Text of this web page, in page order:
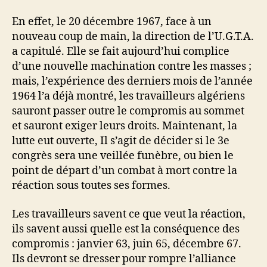
En effet, le 20 décembre 1967, face à un
nouveau coup de main, la direction de l’U.G.T.A.
a capitulé. Elle se fait aujourd’hui complice
d’une nouvelle machination contre les masses ;
mais, l’expérience des derniers mois de l’année
1964 l’a déjà montré, les travailleurs algériens
sauront passer outre le compromis au sommet
et sauront exiger leurs droits. Maintenant, la
lutte eut ouverte, Il s’agit de décider si le 3e
congrès sera une veillée funèbre, ou bien le
point de départ d’un combat à mort contre la
réaction sous toutes ses formes.
Les travailleurs savent ce que veut la réaction,
ils savent aussi quelle est la conséquence des
compromis : janvier 63, juin 65, décembre 67.
Ils devront se dresser pour rompre l’alliance